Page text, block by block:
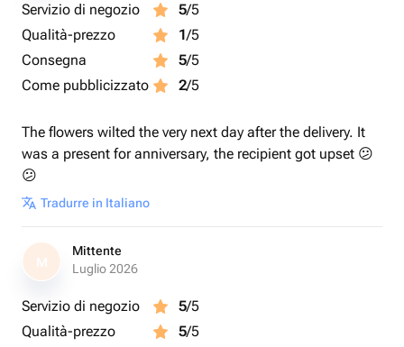
Servizio di negozio 5/5
Qualità-prezzo
1/5
Consegna
5/5
Come pubblicizzato
2/5
The flowers wilted the very next day after the delivery. It
was a present for anniversary, the recipient got upset 😕
😕
Tradurre in Italiano
M
Mittente
Luglio 2026
Servizio di negozio 5/5
Qualità-prezzo
5/5